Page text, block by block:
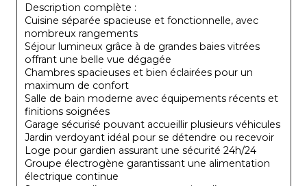
Description complète :
Cuisine séparée spacieuse et fonctionnelle, avec
nombreux rangements
Séjour lumineux grâce à de grandes baies vitrées
offrant une belle vue dégagée
Chambres spacieuses et bien éclairées pour un
maximum de confort
Salle de bain moderne avec équipements récents et
finitions soignées
Garage sécurisé pouvant accueillir plusieurs véhicules
Jardin verdoyant idéal pour se détendre ou recevoir
Loge pour gardien assurant une sécurité 24h/24
Groupe électrogène garantissant une alimentation
électrique continue